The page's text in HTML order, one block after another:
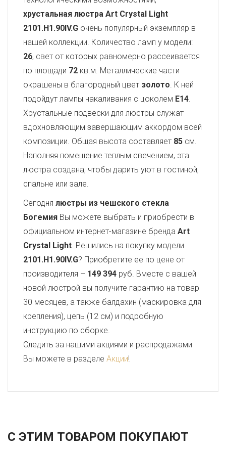
хрустальная люстра Art Crystal Light
2101.H1.90IV.G очень популярный экземпляр в
нашей коллекции. Количество ламп у модели:
26, свет от которых равномерно рассеивается
по площади 72 кв.м. Металлические части
окрашены в благородный цвет золото. К ней
подойдут лампы накаливания с цоколем E14.
Хрустальные подвески для люстры служат
вдохновляющим завершающим аккордом всей
композиции. Общая высота составляет 85 см.
Наполняя помещение теплым свечением, эта
люстра создана, чтобы дарить уют в гостиной,
спальне или зале.
Сегодня люстры из чешского стекла
Богемия Вы можете выбрать и приобрести в
официальном интернет-магазине бренда Art
Crystal Light. Решились на покупку модели
2101.H1.90IV.G? Приобретите ее по цене от
производителя – 149 394 руб. Вместе с вашей
новой люстрой вы получите гарантию на товар
30 месяцев, а также балдахин (маскировка для
крепления), цепь (12 см) и подробную
инструкцию по сборке.
Следить за нашими акциями и распродажами
Вы можете в разделе Акции!
С ЭТИМ ТОВАРОМ ПОКУПАЮТ